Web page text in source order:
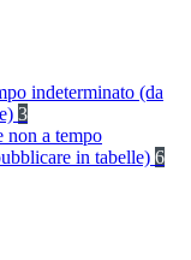
indeterminato (da
3
non a tempo
in tabelle) 6